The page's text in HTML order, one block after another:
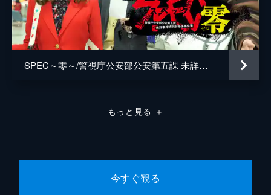
内山雅博
白畑将一
原案 西荻弓絵 SPEC～零～/警視庁公安部公安第五課 未詳事件特別対策係事件簿
もっと見る ＋
今すぐ観る